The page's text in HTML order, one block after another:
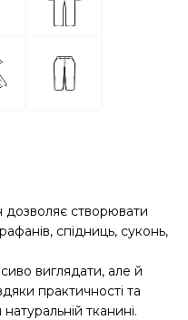
створювати
спідниць, суконь,
виглядати, але й
практичності та
тканині.